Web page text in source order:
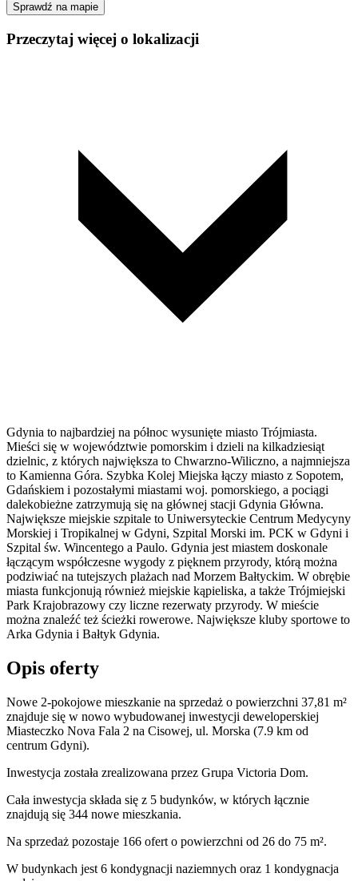
Sprawdź na mapie
Przeczytaj więcej o lokalizacji
Gdynia to najbardziej na północ wysunięte miasto Trójmiasta.
Mieści się w województwie pomorskim i dzieli na kilkadziesiąt
dzielnic, z których największa to Chwarzno-Wiliczno, a najmniejsza
to Kamienna Góra. Szybka Kolej Miejska łączy miasto z Sopotem,
Gdańskiem i pozostałymi miastami woj. pomorskiego, a pociągi
dalekobieżne zatrzymują się na głównej stacji Gdynia Główna.
Największe miejskie szpitale to Uniwersyteckie Centrum Medycyny
Morskiej i Tropikalnej w Gdyni, Szpital Morski im. PCK w Gdyni i
Szpital św. Wincentego a Paulo. Gdynia jest miastem doskonale
łączącym współczesne wygody z pięknem przyrody, którą można
podziwiać na tutejszych plażach nad Morzem Bałtyckim. W obrębie
miasta funkcjonują również miejskie kąpieliska, a także Trójmiejski
Park Krajobrazowy czy liczne rezerwaty przyrody. W mieście
można znaleźć też ścieżki rowerowe. Największe kluby sportowe to
Arka Gdynia i Bałtyk Gdynia.
Opis oferty
Nowe 2-pokojowe mieszkanie na sprzedaż o powierzchni 37,81 m²
znajduje się w nowo wybudowanej inwestycji deweloperskiej
Miasteczko Nova Fala 2 na Cisowej, ul. Morska (7.9 km od
centrum Gdyni).
Inwestycja została zrealizowana przez Grupa Victoria Dom.
Cała inwestycja składa się z 5 budynków, w których łącznie
znajdują się 344 nowe mieszkania.
Na sprzedaż pozostaje 166 ofert o powierzchni od 26 do 75 m².
W budynkach jest 6 kondygnacji naziemnych oraz 1 kondygnacja